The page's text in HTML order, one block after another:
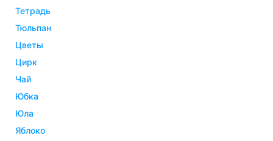
тетрадь
тюльпан
цветы
цирк
чай
юбка
юла
яблоко